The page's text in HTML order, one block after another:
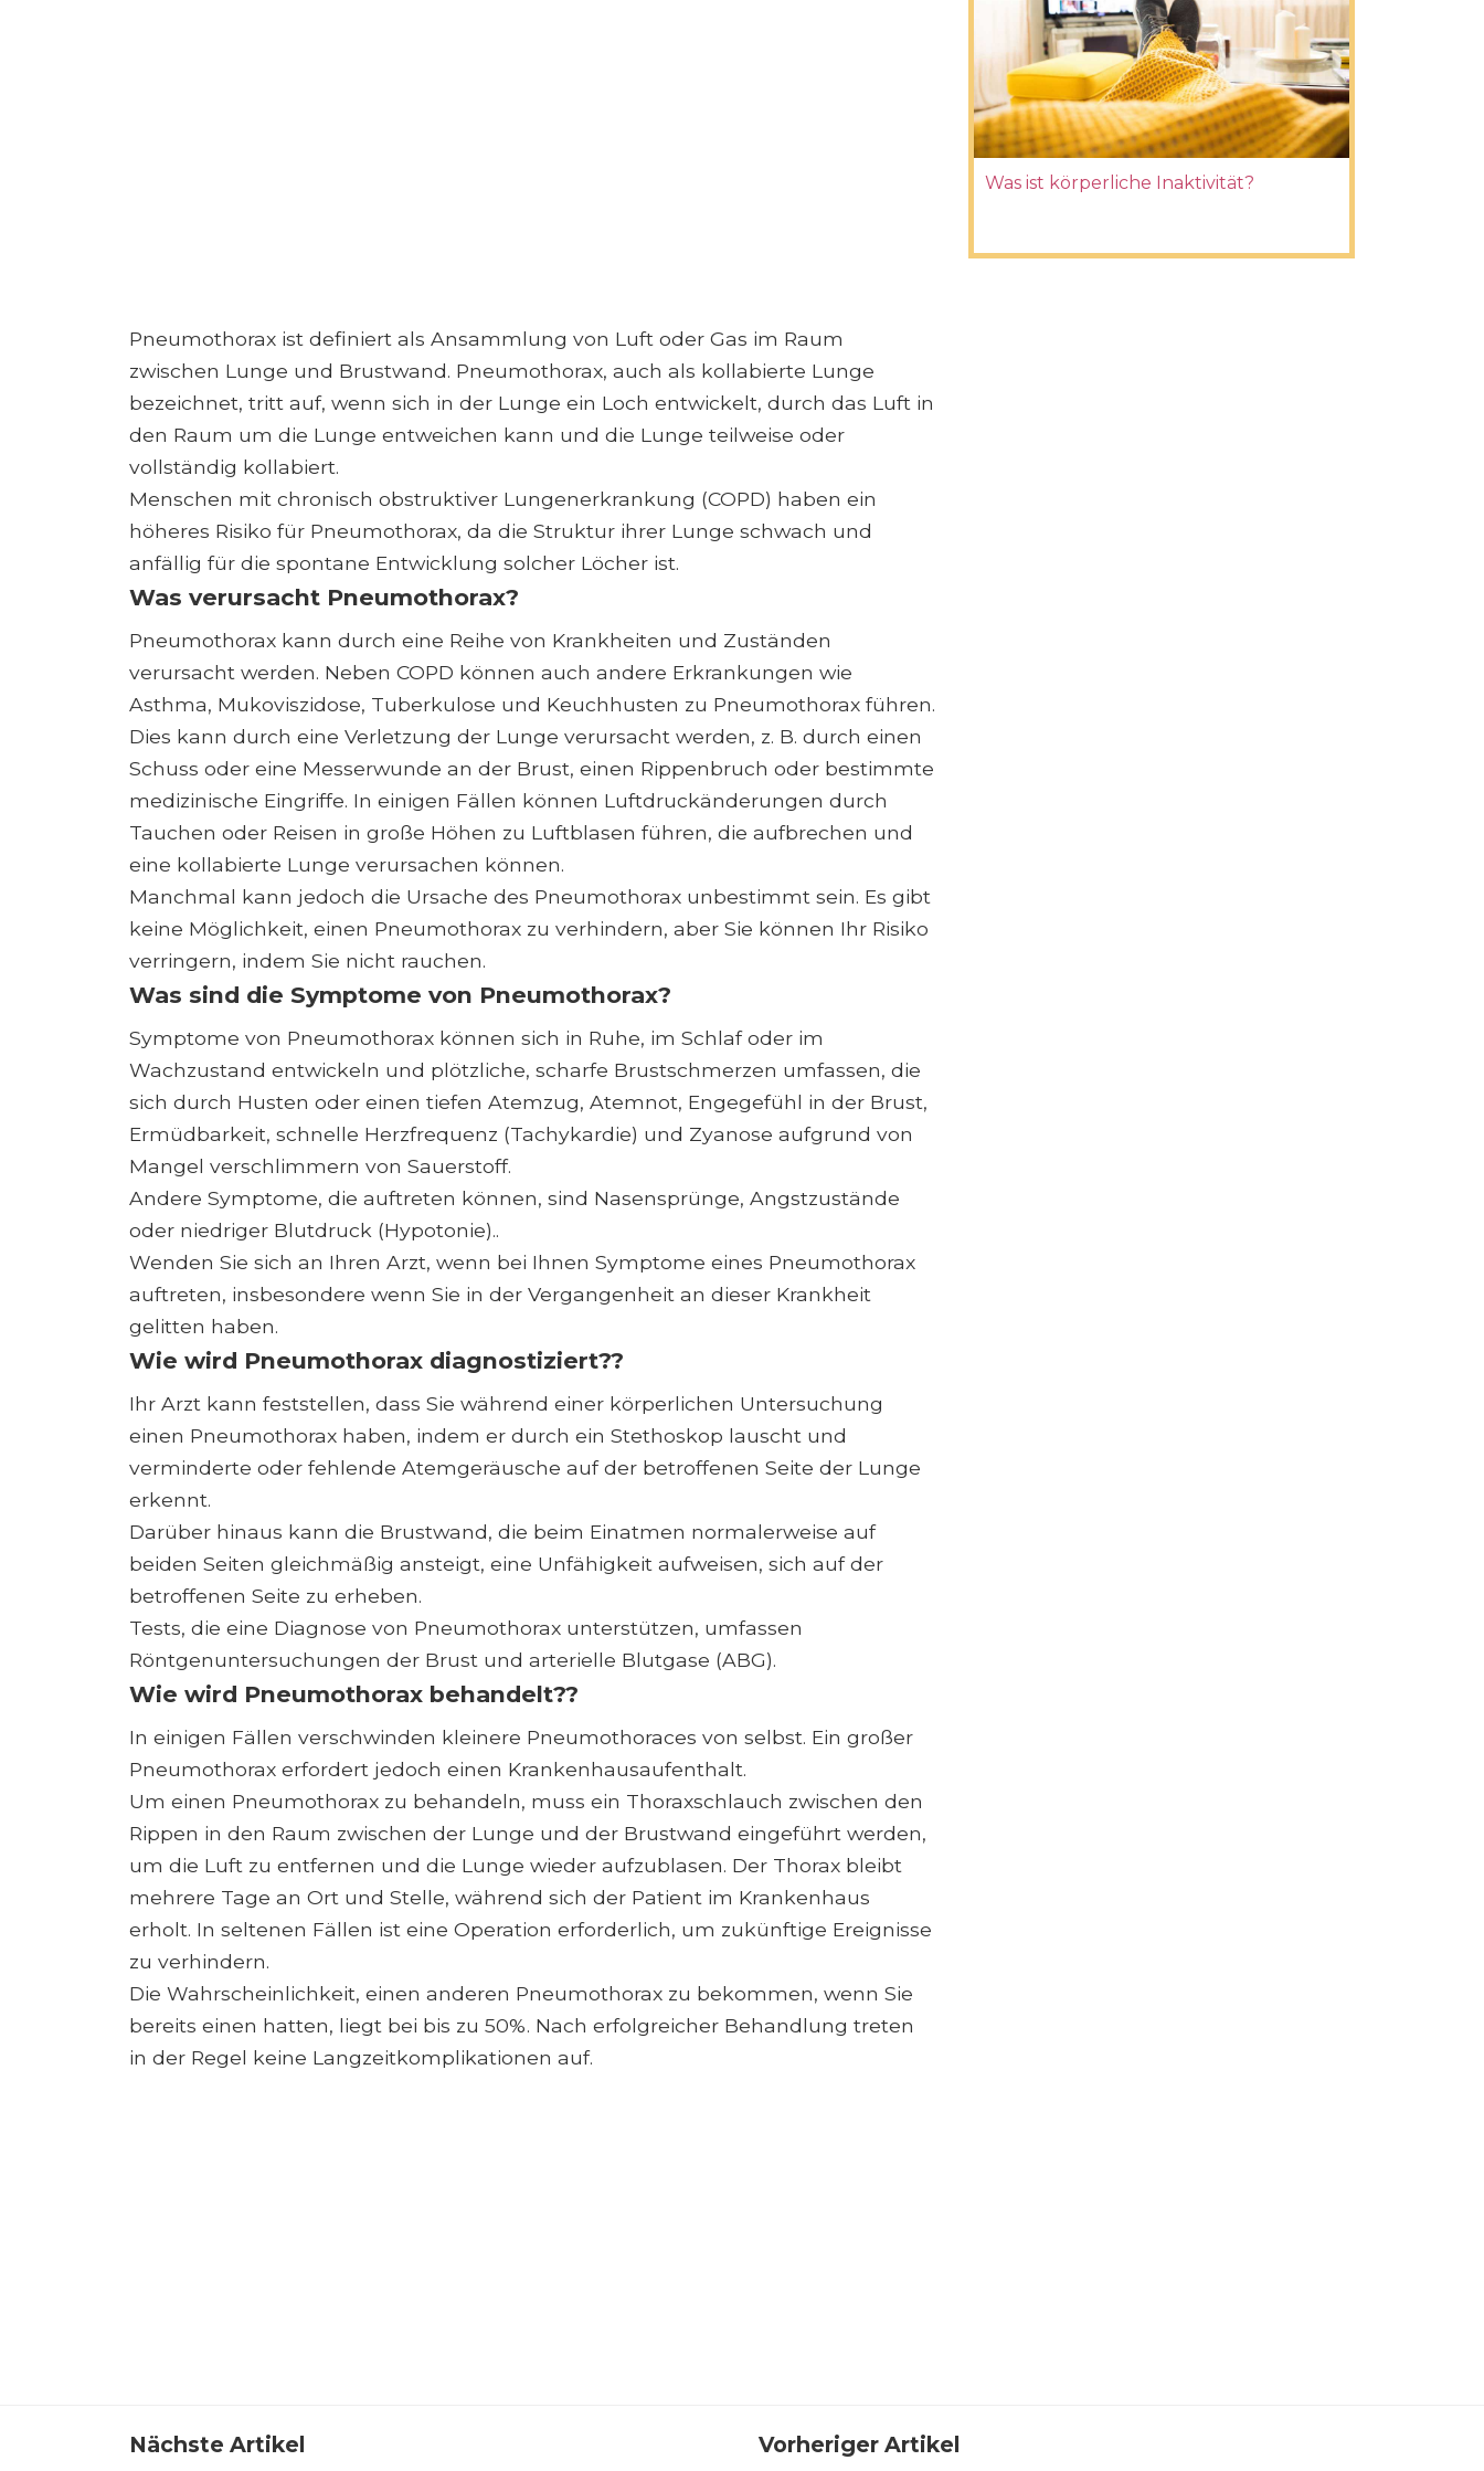
Pneumothorax ist definiert als Ansammlung von Luft oder Gas im Raum
zwischen Lunge und Brustwand. Pneumothorax, auch als kollabierte Lunge
bezeichnet, tritt auf, wenn sich in der Lunge ein Loch entwickelt, durch das Luft in
den Raum um die Lunge entweichen kann und die Lunge teilweise oder
vollständig kollabiert.
Menschen mit chronisch obstruktiver Lungenerkrankung (COPD) haben ein
höheres Risiko für Pneumothorax, da die Struktur ihrer Lunge schwach und
anfällig für die spontane Entwicklung solcher Löcher ist.
Was verursacht Pneumothorax?
Pneumothorax kann durch eine Reihe von Krankheiten und Zuständen
verursacht werden. Neben COPD können auch andere Erkrankungen wie
Asthma, Mukoviszidose, Tuberkulose und Keuchhusten zu Pneumothorax führen.
Dies kann durch eine Verletzung der Lunge verursacht werden, z. B. durch einen
Schuss oder eine Messerwunde an der Brust, einen Rippenbruch oder bestimmte
medizinische Eingriffe. In einigen Fällen können Luftdruckänderungen durch
Tauchen oder Reisen in große Höhen zu Luftblasen führen, die aufbrechen und
eine kollabierte Lunge verursachen können.
Manchmal kann jedoch die Ursache des Pneumothorax unbestimmt sein. Es gibt
keine Möglichkeit, einen Pneumothorax zu verhindern, aber Sie können Ihr Risiko
verringern, indem Sie nicht rauchen.
Was sind die Symptome von Pneumothorax?
Symptome von Pneumothorax können sich in Ruhe, im Schlaf oder im
Wachzustand entwickeln und plötzliche, scharfe Brustschmerzen umfassen, die
sich durch Husten oder einen tiefen Atemzug, Atemnot, Engegefühl in der Brust,
Ermüdbarkeit, schnelle Herzfrequenz (Tachykardie) und Zyanose aufgrund von
Mangel verschlimmern von Sauerstoff.
Andere Symptome, die auftreten können, sind Nasensprünge, Angstzustände
oder niedriger Blutdruck (Hypotonie)..
Wenden Sie sich an Ihren Arzt, wenn bei Ihnen Symptome eines Pneumothorax
auftreten, insbesondere wenn Sie in der Vergangenheit an dieser Krankheit
gelitten haben.
Wie wird Pneumothorax diagnostiziert??
Ihr Arzt kann feststellen, dass Sie während einer körperlichen Untersuchung
einen Pneumothorax haben, indem er durch ein Stethoskop lauscht und
verminderte oder fehlende Atemgeräusche auf der betroffenen Seite der Lunge
erkennt.
Darüber hinaus kann die Brustwand, die beim Einatmen normalerweise auf
beiden Seiten gleichmäßig ansteigt, eine Unfähigkeit aufweisen, sich auf der
betroffenen Seite zu erheben.
Tests, die eine Diagnose von Pneumothorax unterstützen, umfassen
Röntgenuntersuchungen der Brust und arterielle Blutgase (ABG).
Wie wird Pneumothorax behandelt??
In einigen Fällen verschwinden kleinere Pneumothoraces von selbst. Ein großer
Pneumothorax erfordert jedoch einen Krankenhausaufenthalt.
Um einen Pneumothorax zu behandeln, muss ein Thoraxschlauch zwischen den
Rippen in den Raum zwischen der Lunge und der Brustwand eingeführt werden,
um die Luft zu entfernen und die Lunge wieder aufzublasen. Der Thorax bleibt
mehrere Tage an Ort und Stelle, während sich der Patient im Krankenhaus
erholt. In seltenen Fällen ist eine Operation erforderlich, um zukünftige Ereignisse
zu verhindern.
Die Wahrscheinlichkeit, einen anderen Pneumothorax zu bekommen, wenn Sie
bereits einen hatten, liegt bei bis zu 50%. Nach erfolgreicher Behandlung treten
in der Regel keine Langzeitkomplikationen auf.
Was ist körperliche Inaktivität?
Nächste Artikel Vorheriger Artikel